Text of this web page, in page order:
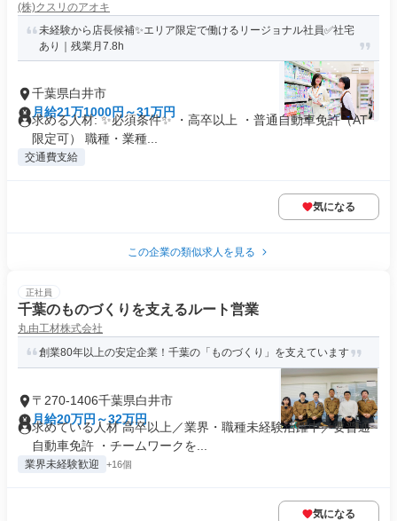
(株)クスリのアオキ
未経験から店長候補✨エリア限定で働けるリージョナル社員✅社宅
あり｜残業月7.8h
千葉県白井市
月給21万1000円～31万円
求める人材: ✨必須条件✨ ・高卒以上 ・普通自動車免許（AT
限定可） 職種・業種...
交通費支給
気になる
この企業の類似求人を見る
正社員
千葉のものづくりを支えるルート営業
丸由工材株式会社
創業80年以上の安定企業！千葉の「ものづくり」を支えています
〒270-1406千葉県白井市
月給20万円～32万円
求めている人材 高卒以上／業界・職種未経験活躍中／要普通
自動車免許 ・チームワークを...
業界未経験歓迎 +16個
気になる